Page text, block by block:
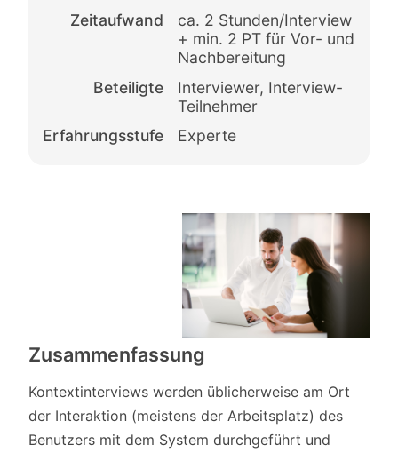
Zeitaufwand
ca. 2 Stunden/Interview
+ min. 2 PT für Vor- und
Nachbereitung
Beteiligte
Interviewer, Interview-
Teilnehmer
Erfahrungsstufe
Experte
Zusammenfassung
Kontextinterviews werden üblicherweise am Ort
der Interaktion (meistens der Arbeitsplatz) des
Benutzers mit dem System durchgeführt und